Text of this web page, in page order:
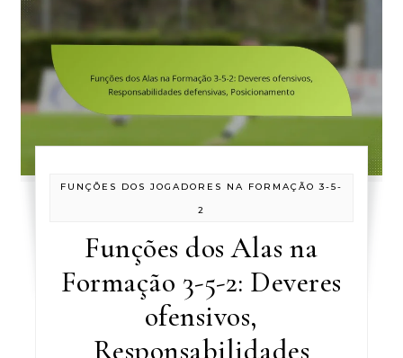
FUNÇÕES DOS JOGADORES NA FORMAÇÃO 3-5-
2
Funções dos Alas na
Formação 3-5-2: Deveres
ofensivos,
Responsabilidades